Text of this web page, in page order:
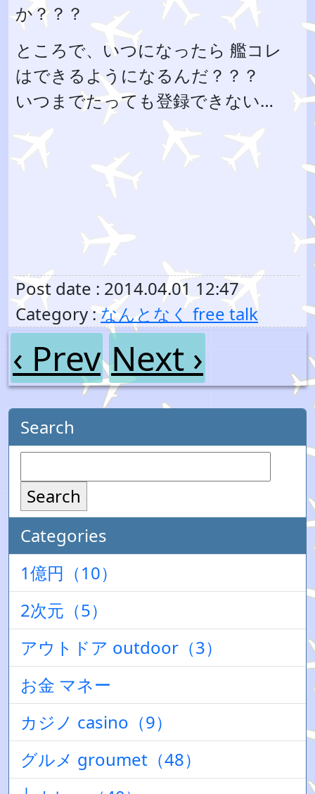
か？？？
ところで、いつになったら 艦コレ
はできるようになるんだ？？？
いつまでたっても登録できない…
Post date : 2014.04.01 12:47
Category : なんとなく free talk
‹ Prev Next ›
Search
Search
Categories
1億円（10）
2次元（5）
アウトドア outdoor（3）
お金 マネー
カジノ casino（9）
グルメ groumet（48）